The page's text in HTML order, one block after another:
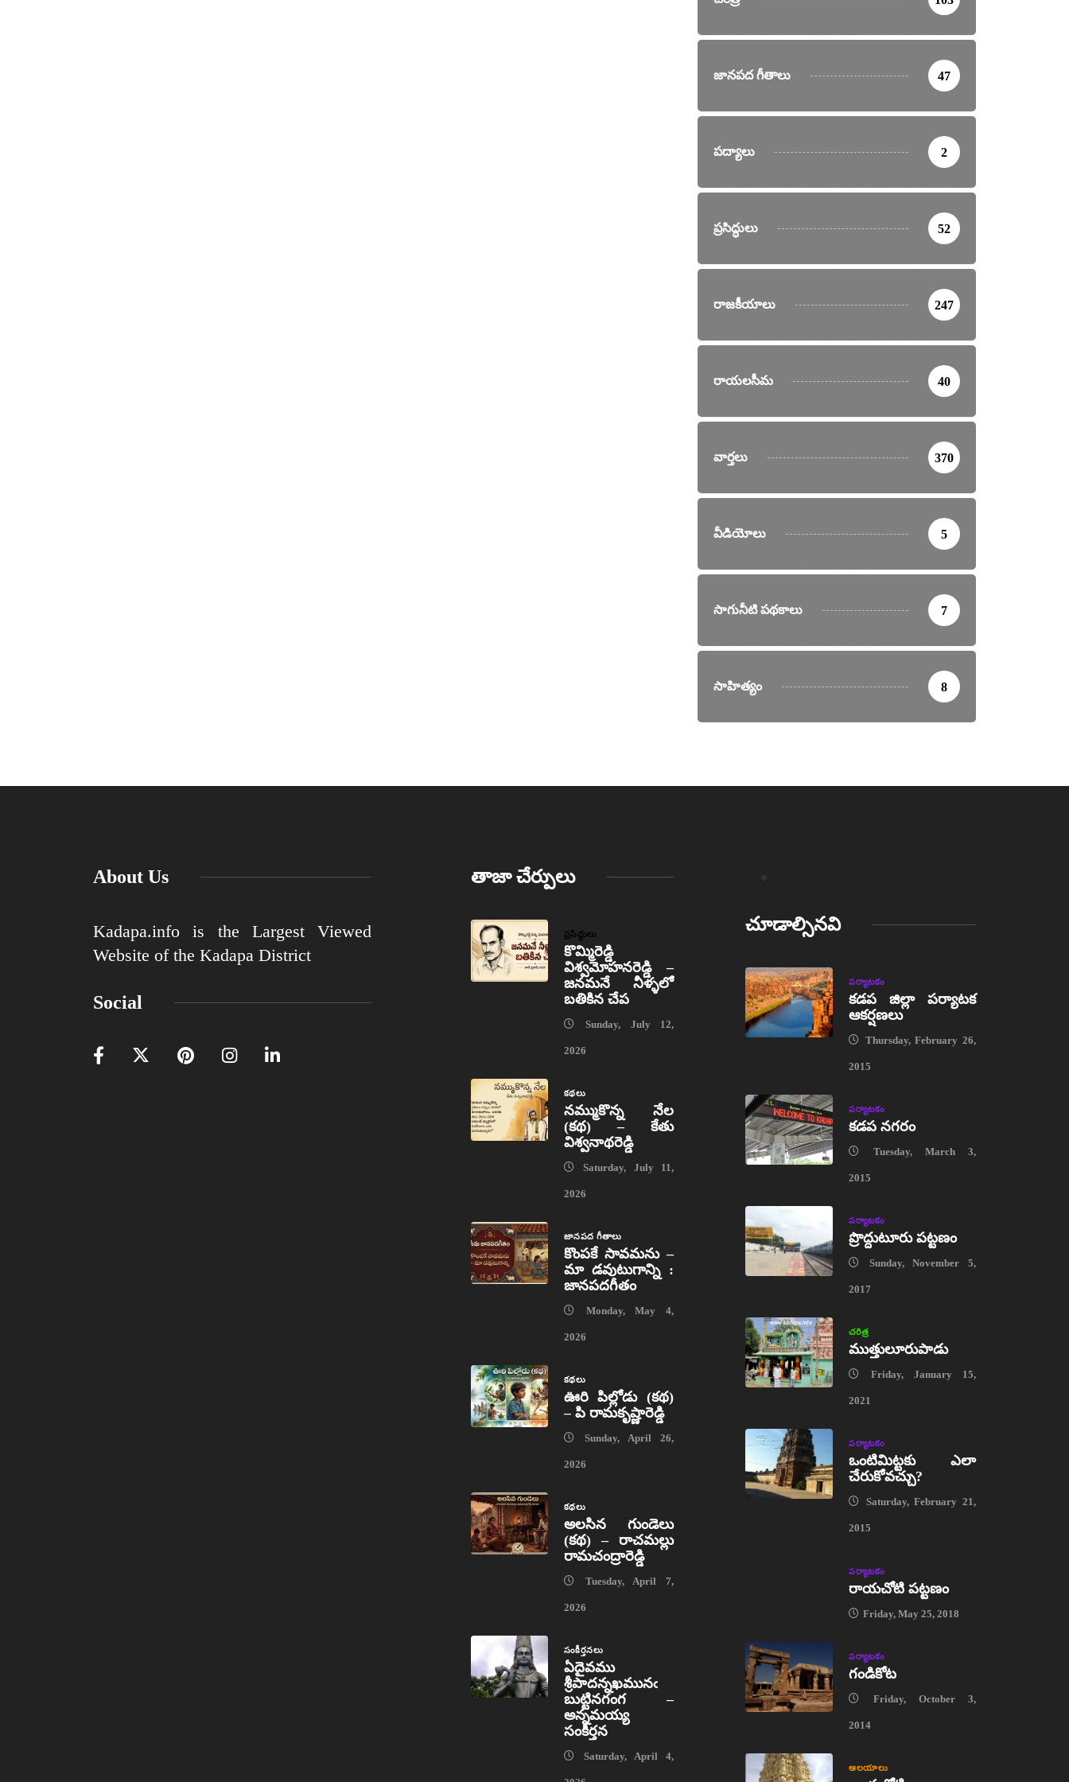
జానపద గీతాలు 47
పద్యాలు 2
ప్రసిద్ధులు 52
రాజకీయాలు 247
రాయలసీమ 40
వార్తలు 370
వీడియోలు 5
సాగునీటి పథకాలు 7
సాహిత్యం 8
About Us
Kadapa.info is the Largest Viewed
Website of the Kadapa District
Social
తాజా చేర్పులు
ప్రసిద్ధులు
కొమ్మిరెడ్డి
విశ్వమోహనరెడ్డి –
జనమనే నీళ్ళలో
బతికిన చేప
Sunday, July 12,
2026
కథలు
నమ్ముకొన్న నేల
(కథ) – కేతు
విశ్వనాథరెడ్డి
Saturday, July 11,
2026
జానపద గీతాలు
కొంపకే సావమను –
మా డవుటుగాన్ని :
జానపదగీతం
Monday, May 4,
2026
కథలు
ఊరి పిల్లోడు (కథ)
– పి రామకృష్ణారెడ్డి
Sunday, April 26,
2026
కథలు
అలసిన గుండెలు
(కథ) – రాచమల్లు
రామచంద్రారెడ్డి
Tuesday, April 7,
2026
సంకీర్తనలు
ఏదైవము
శ్రీపాదన్నఖమునఁ
బుట్టినగంగ –
అన్నమయ్య
సంకీర్తన
Saturday, April 4,
చూడాల్సినవి
పర్యాటకం
కడప జిల్లా పర్యాటక
ఆకర్షణలు
Thursday, February 26,
2015
పర్యాటకం
కడప నగరం
Tuesday, March 3,
2015
పర్యాటకం
ప్రొద్దుటూరు పట్టణం
Sunday, November 5,
2017
చరిత్ర
ముత్తులూరుపాడు
Friday, January 15,
2021
పర్యాటకం
ఒంటిమిట్టకు ఎలా
చేరుకోవచ్చు?
Saturday, February 21,
2015
పర్యాటకం
రాయచోటి పట్టణం
Friday, May 25, 2018
పర్యాటకం
గండికోట
Friday, October 3,
2014
ఆలయాలు